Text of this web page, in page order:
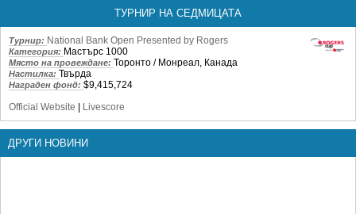
ТУРНИР НА СЕДМИЦАТА
Турнир: National Bank Open Presented by Rogers
Категория: Мастърс 1000
Място на провеждане: Торонто / Монреал, Канада
Настилка: Твърда
Награден фонд: $9,415,724
Official Website
Livescore
ДРУГИ НОВИНИ